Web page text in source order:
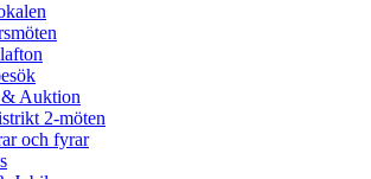
Auktion
2-möten
och fyrar